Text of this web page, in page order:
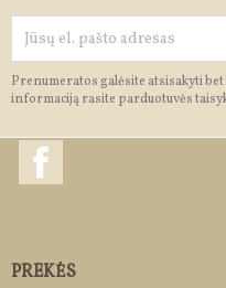
Prenumeratos galėsite atsisakyti
informaciją rasite parduotuvės
PREKĖS